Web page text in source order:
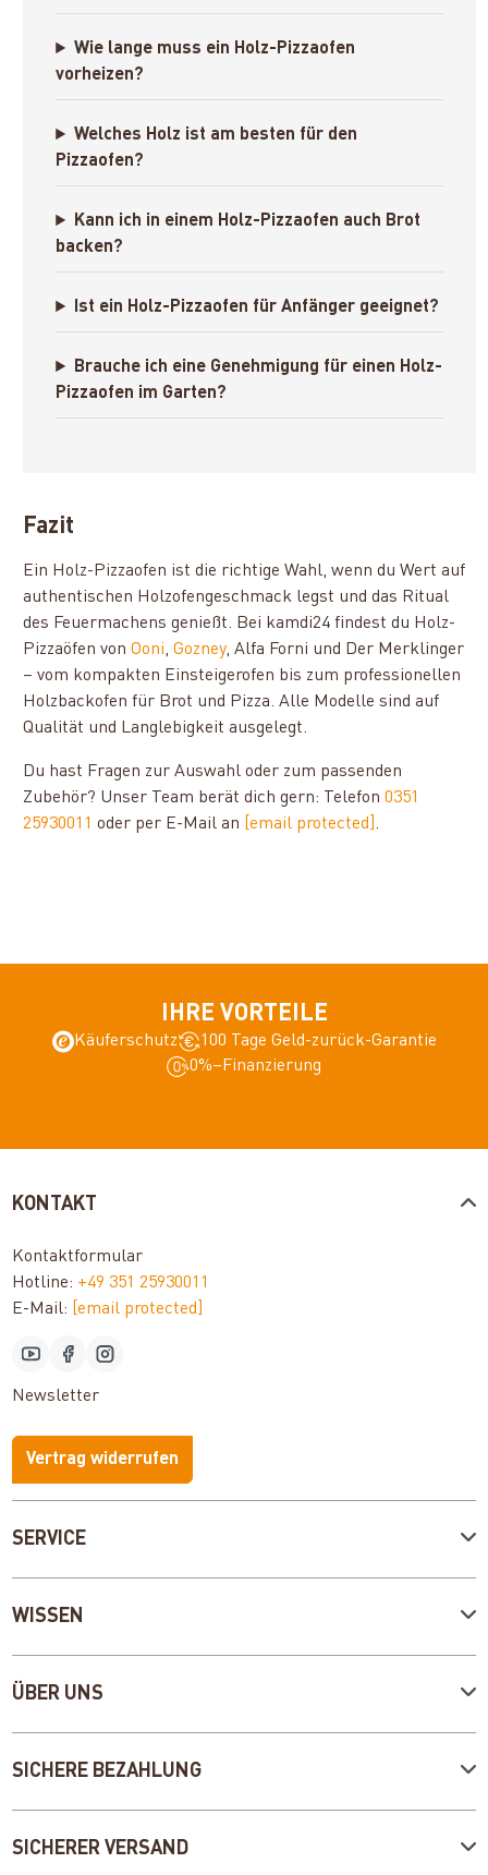
Wie lange muss ein Holz-Pizzaofen
vorheizen?
Welches Holz ist am besten für den
Pizzaofen?
Kann ich in einem Holz-Pizzaofen auch Brot
backen?
Ist ein Holz-Pizzaofen für Anfänger geeignet?
Brauche ich eine Genehmigung für einen Holz-
Pizzaofen im Garten?
Fazit
Ein Holz-Pizzaofen ist die richtige Wahl, wenn du Wert auf
authentischen Holzofengeschmack legst und das Ritual
des Feuermachens genießt. Bei kamdi24 findest du Holz-
Pizzaöfen vonOoni,Gozney, Alfa Forni und Der Merklinger
– vom kompakten Einsteigerofen bis zum professionellen
Holzbackofen für Brot und Pizza. Alle Modelle sind auf
Qualität und Langlebigkeit ausgelegt.
Du hast Fragen zur Auswahl oder zum passenden
Zubehör? Unser Team berät dich gern: Telefon0351
25930011 oder per E-Mail an [email protected].
IHRE VORTEILE
Käuferschutz
100 Tage Geld-zurück-Garantie
0%–Finanzierung
SERVICE
WISSEN
ÜBER UNS
KONTAKT
Kontaktformular
Hotline: +49 351 25930011
E-Mail: [email protected]
Newsletter
Vertrag widerrufen
SICHERE BEZAHLUNG
SICHERER VERSAND